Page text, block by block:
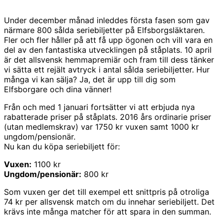
Under december månad inleddes första fasen som gav
närmare 800 sålda seriebiljetter på Elfsborgsläktaren.
Fler och fler håller på att få upp ögonen och vill vara en
del av den fantastiska utvecklingen på ståplats. 10 april
är det allsvensk hemmapremiär och fram till dess tänker
vi sätta ett rejält avtryck i antal sålda seriebiljetter. Hur
många vi kan sälja? Ja, det är upp till dig som
Elfsborgare och dina vänner!
Från och med 1 januari fortsätter vi att erbjuda nya
rabatterade priser på ståplats. 2016 års ordinarie priser
(utan medlemskrav) var 1750 kr vuxen samt 1000 kr
ungdom/pensionär.
Nu kan du köpa seriebiljett för:
Vuxen: 1100 kr
Ungdom/pensionär: 800 kr
Som vuxen ger det till exempel ett snittpris på otroliga
74 kr per allsvensk match om du innehar seriebiljett. Det
krävs inte många matcher för att spara in den summan.